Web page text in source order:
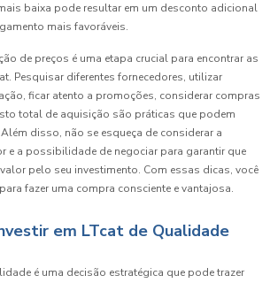
baixa pode resultar em um desconto adicional
mais favoráveis.
de preços é uma etapa crucial para encontrar as
Pesquisar diferentes fornecedores, utilizar
ficar atento a promoções, considerar compras
total de aquisição são práticas que podem
disso, não se esqueça de considerar a
e a possibilidade de negociar para garantir que
pelo seu investimento. Com essas dicas, você
fazer uma compra consciente e vantajosa.
em LTcat de Qualidade
é uma decisão estratégica que pode trazer